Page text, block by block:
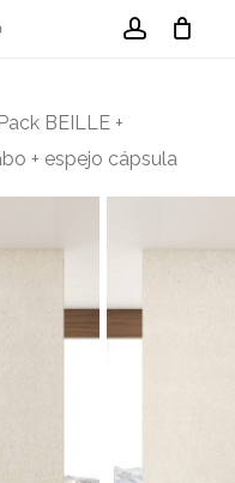
Pack BEILLE +
+ espejo cápsula